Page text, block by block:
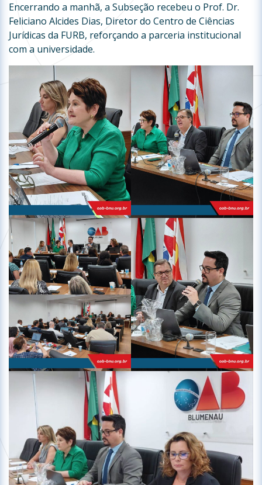
Encerrando a manhã, a Subseção recebeu o Prof. Dr.
Feliciano Alcides Dias, Diretor do Centro de Ciências
Jurídicas da FURB, reforçando a parceria institucional
com a universidade.